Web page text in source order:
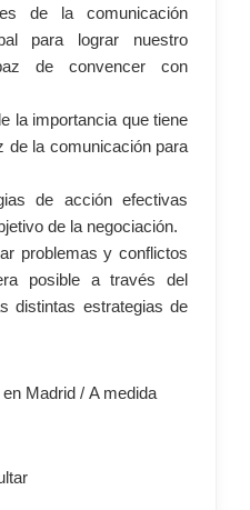
de la comunicación
para lograr nuestro
de convencer con
la importancia que tiene
de la comunicación para
de acción efectivas
de la negociación.
problemas y conflictos
posible a través del
distintas estrategias de
Madrid / A medida